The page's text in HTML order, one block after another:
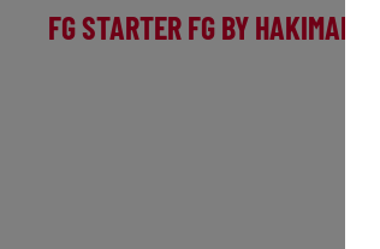
FG STARTER FG BY HAKIMAKLI